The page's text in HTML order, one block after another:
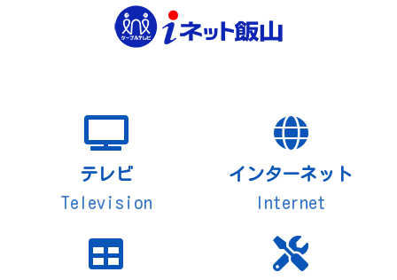
テレビ
Television
インターネット
Internet